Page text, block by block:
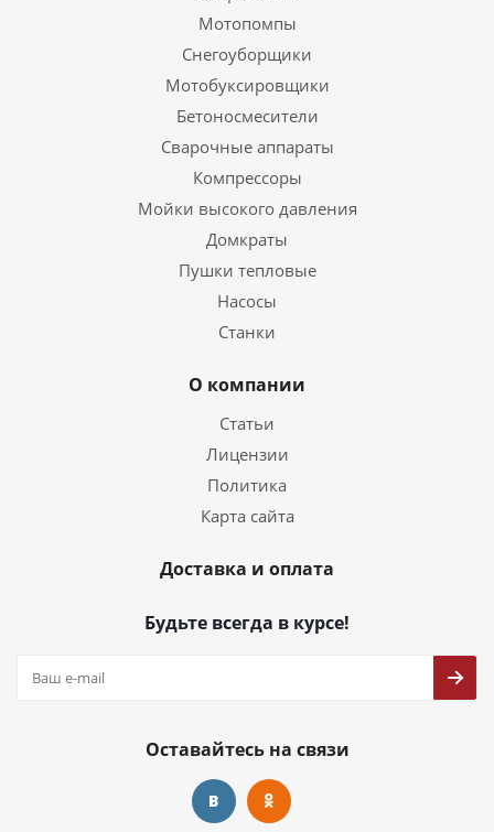
Мотопомпы
Снегоуборщики
Мотобуксировщики
Бетоносмесители
Сварочные аппараты
Компрессоры
Мойки высокого давления
Домкраты
Пушки тепловые
Насосы
Станки
О компании
Статьи
Лицензии
Политика
Карта сайта
Доставка и оплата
Будьте всегда в курсе!
Оставайтесь на связи